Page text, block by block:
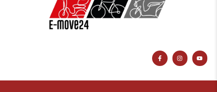
F
a
c
o
I
n
s
g
Y
o
u
b